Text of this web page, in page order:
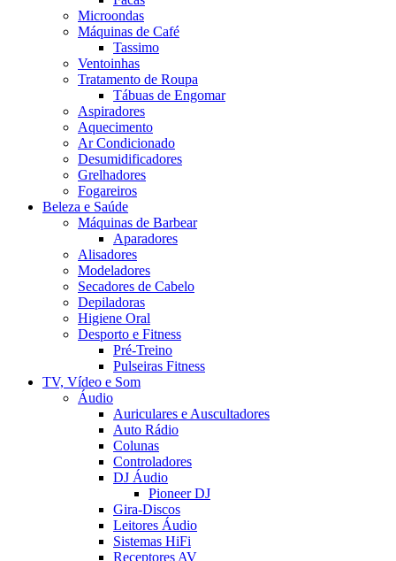
Microondas
Máquinas de Café
Tassimo
Ventoinhas
Tratamento de Roupa
Tábuas de Engomar
Aspiradores
Aquecimento
Ar Condicionado
Desumidificadores
Grelhadores
Fogareiros
Beleza e Saúde
Máquinas de Barbear
Aparadores
Alisadores
Modeladores
Secadores de Cabelo
Depiladoras
Higiene Oral
Desporto e Fitness
Pré-Treino
Pulseiras Fitness
TV, Vídeo e Som
Áudio
Auriculares e Auscultadores
Auto Rádio
Colunas
Controladores
DJ Áudio
Pioneer DJ
Gira-Discos
Leitores Áudio
Sistemas HiFi
Receptores AV